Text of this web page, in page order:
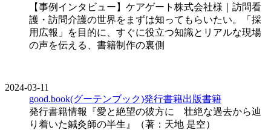
【事例インタビュー】ケアゲート株式会社様｜訪問看
護・訪問介護の世界をまずは知ってもらいたい。「採
用広報」を目的に、すぐに役立つ知識とリアルな現場
の声を伝える、書籍制作の裏側
2024-03-11
good.book(グーテンブック)発行書籍出版書籍
発行書籍情報『愛と絶望の彼方に 壮絶な過去から辿
り着いた鍼灸師の半生』（著：天地 是空）